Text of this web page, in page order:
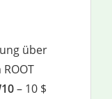
über
– 10 $